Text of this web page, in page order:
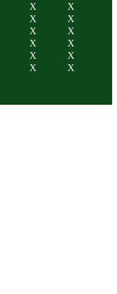
X
X
X
X
X
X
X
X
X
X
X X